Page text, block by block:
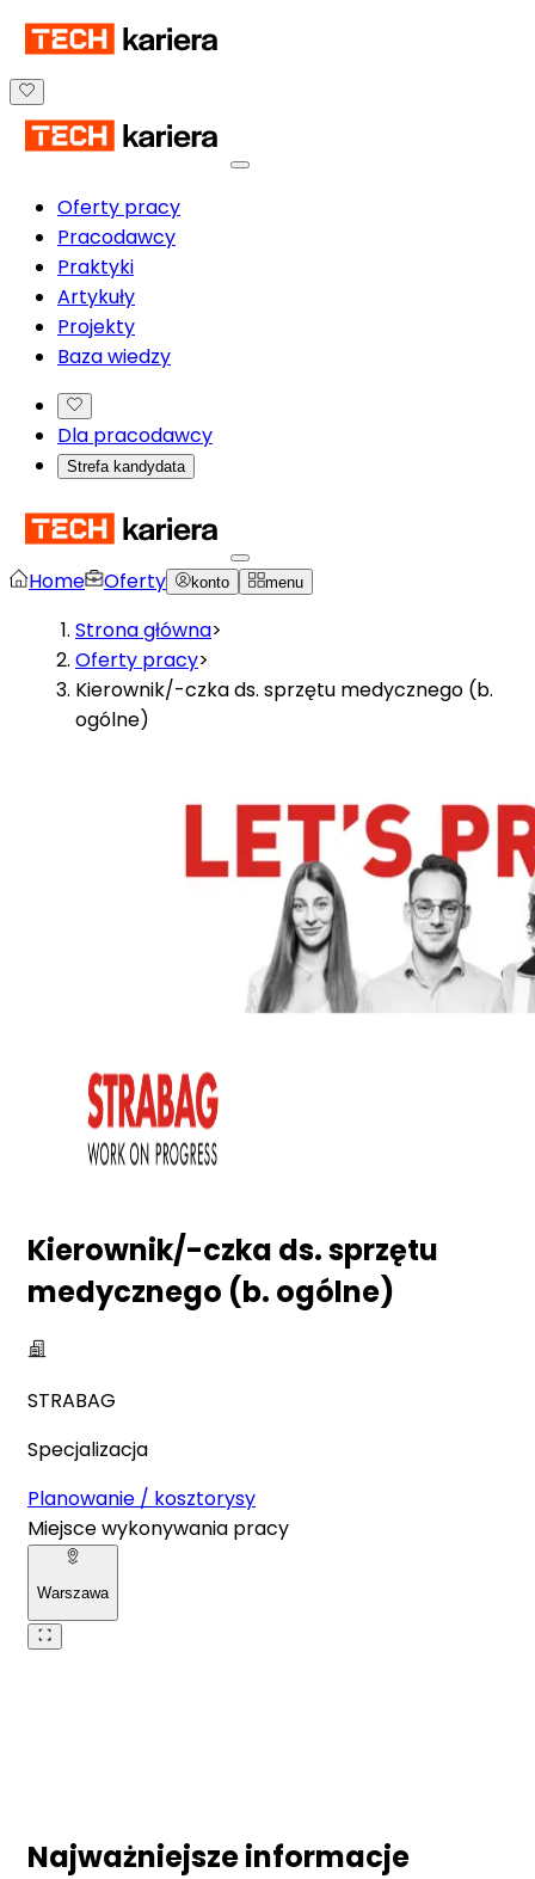
Oferty pracy
Pracodawcy
Praktyki
Artykuły
Projekty
Baza wiedzy
Dla pracodawcy
Strefa kandydata
Home Oferty konto menu
Strona główna>
Oferty pracy>
Kierownik/-czka ds. sprzętu medycznego (b.
ogólne)
Kierownik/-czka ds. sprzętu
medycznego (b. ogólne)
STRABAG
Specjalizacja
Planowanie / kosztorysy
Miejsce wykonywania pracy
Warszawa
Najważniejsze informacje